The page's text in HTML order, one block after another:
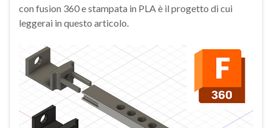
con fusion 360 e stampata in PLA è il progetto di cui
leggerai in questo articolo.